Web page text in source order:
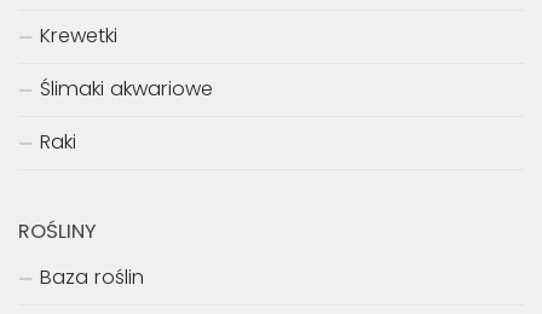
Krewetki
Ślimaki akwariowe
Raki
ROŚLINY
Baza roślin